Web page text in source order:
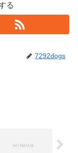
る
7292dogs